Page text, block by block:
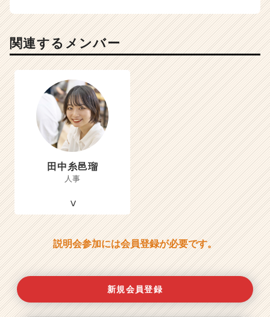
関連するメンバー
田中糸邑瑠
人事
説明会参加には会員登録が必要です。
新規会員登録